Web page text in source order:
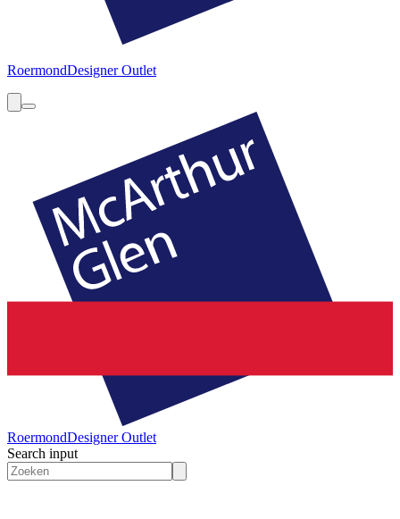
RoermondDesigner Outlet
RoermondDesigner Outlet
Search input